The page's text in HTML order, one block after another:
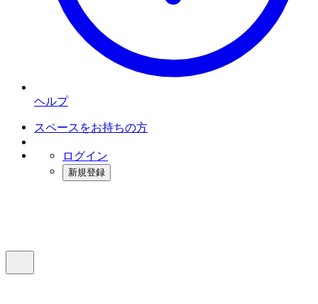
ヘルプ
スペースをお持ちの方
ログイン
新規登録